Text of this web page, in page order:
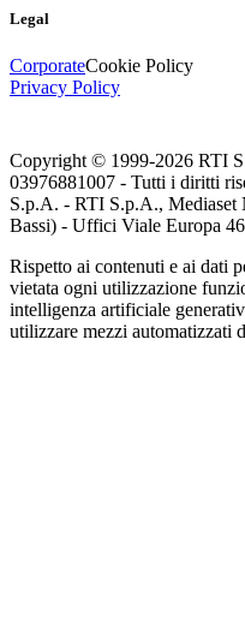
Legal
CorporateCookie Policy
Privacy Policy
Copyright © 1999-2026 RTI
03976881007 - Tutti i diritti
S.p.A. - RTI S.p.A., Mediaset
Bassi) - Uffici Viale Europa
Rispetto ai contenuti e ai dati
vietata ogni utilizzazione
intelligenza artificiale
utilizzare mezzi automatizzati